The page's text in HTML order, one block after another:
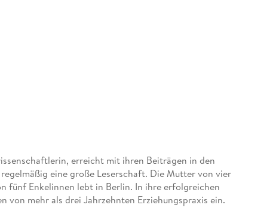
erreicht mit ihren Beiträgen in den
eine große Leserschaft. Die Mutter von vier
fünf Enkelinnen lebt in Berlin. In ihre erfolgreichen
von mehr als drei Jahrzehnten Erziehungspraxis ein.